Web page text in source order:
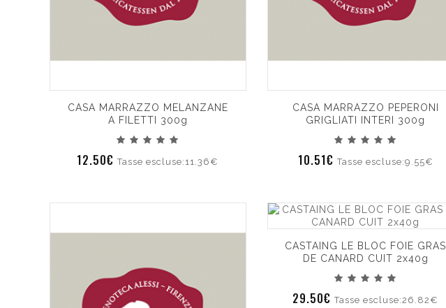
CASA MARRAZZO MELANZANE
A FILETTI 300g
12.50€Tasse escluse:11.36€
CASA MARRAZZO PEPERONI
GRIGLIATI INTERI 300g
10.51€Tasse escluse:9.55€
CASTAING LE BLOC FOIE GRAS
DE CANARD CUIT 2x40g
29.50€Tasse escluse:26.82€